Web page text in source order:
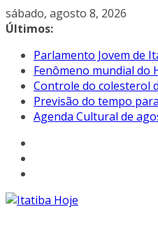
Pular
para
conteúdo
sábado, agosto 8, 2026
Últimos:
Parlamento Jovem de
Fenômeno mundial do
Controle do colesterol
Previsão do tempo
Agenda Cultural de